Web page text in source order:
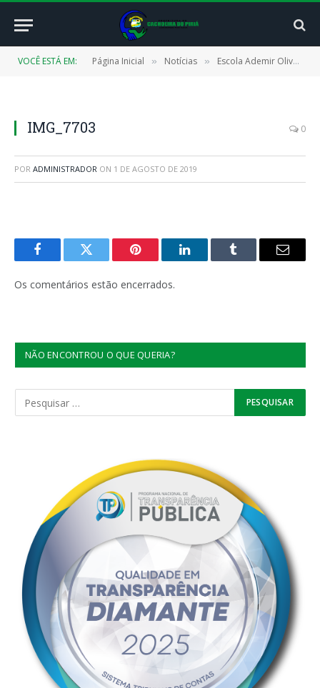
VOCÊ ESTÁ EM: Página Inicial » Notícias » Escola Ademir Oliveira abre a quadra junina de Cachoeira
IMG_7703 0
POR ADMINISTRADOR ON 1 DE AGOSTO DE 2019
FacebookTwitter Pinterest LinkedInTumblr
E-
Os comentários estão encerrados.
NÃO ENCONTROU O QUE QUERIA?